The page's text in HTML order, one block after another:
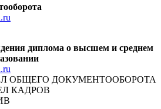
диплома о высшем и среднем
ОБЩЕГО ДОКУМЕНТООБОРОТА
КАДРОВ